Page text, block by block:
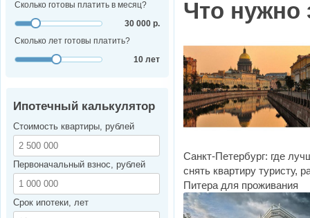
Что нужно
Санкт-Петербург: где
снять квартиру туристу,
Питера для проживания
Сколько готовы платить в месяц?
30 000 р.
Сколько лет готовы платить?
10 лет
Ипотечный калькулятор
Стоимость квартиры, рублей
Первоначальный взнос, рублей
Срок ипотеки, лет